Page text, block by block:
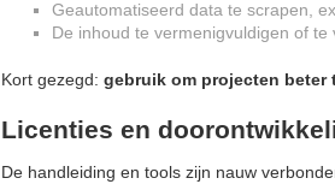
Geautomatiseerd data te scrapen,
De inhoud te vermenigvuldigen of
Kort gezegd: gebruik om projecten beter
Licenties en
De handleiding en tools zijn nauw